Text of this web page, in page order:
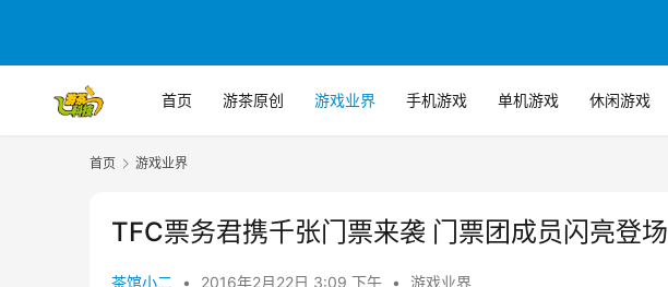
首页 游茶原创 游戏业界 手机游戏 单机游戏 休闲游戏
首页 游戏业界
TFC票务君携千张门票来袭 门票团成员闪亮登场
茶馆小二 • 2016年2月22日 3:09 下午 • 游戏业界